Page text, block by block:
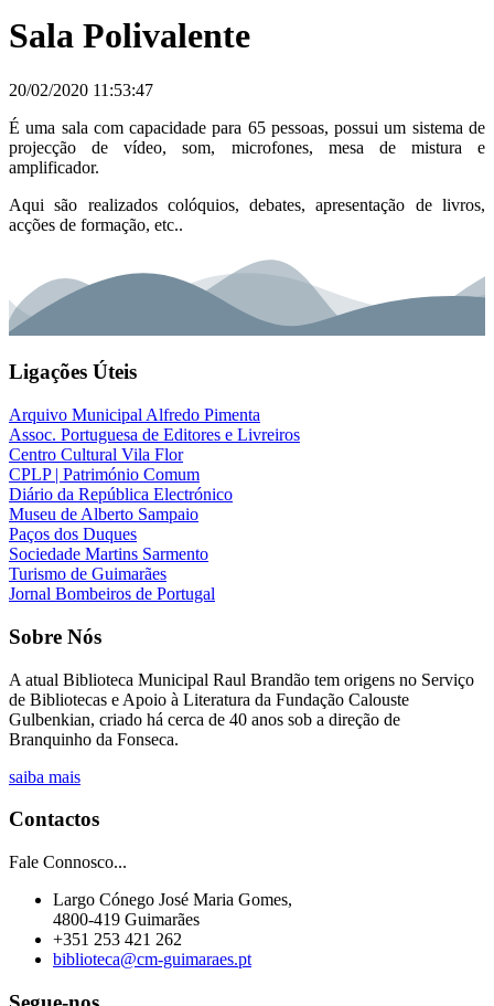
Sala Polivalente
20/02/2020 11:53:47
É uma sala com capacidade para 65 pessoas, possui um sistema de
projecção de vídeo, som, microfones, mesa de mistura e
amplificador.
Aqui são realizados colóquios, debates, apresentação de livros,
acções de formação, etc..
Ligações Úteis
Arquivo Municipal Alfredo Pimenta
Assoc. Portuguesa de Editores e Livreiros
Centro Cultural Vila Flor
CPLP | Património Comum
Diário da República Electrónico
Museu de Alberto Sampaio
Paços dos Duques
Sociedade Martins Sarmento
Turismo de Guimarães
Jornal Bombeiros de Portugal
Sobre Nós
A atual Biblioteca Municipal Raul Brandão tem origens no Serviço
de Bibliotecas e Apoio à Literatura da Fundação Calouste
Gulbenkian, criado há cerca de 40 anos sob a direção de
Branquinho da Fonseca.
saiba mais
Contactos
Fale Connosco...
Largo Cónego José Maria Gomes,
4800-419 Guimarães
+351 253 421 262
biblioteca@cm-guimaraes.pt